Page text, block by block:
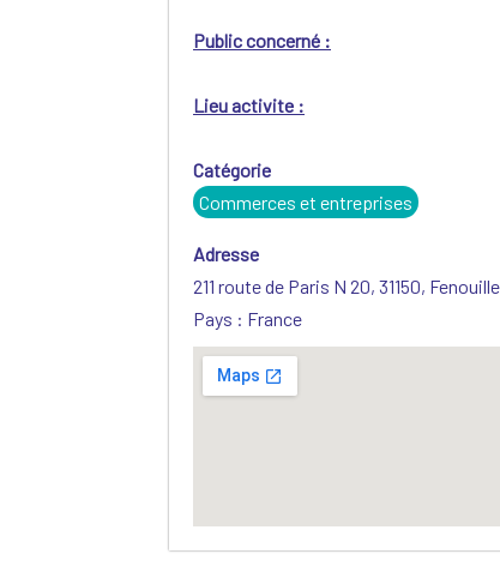
Public concerné :
Lieu activite :
Catégorie
Commerces et entreprises
Adresse
211 route de Paris N 20, 31150,
Pays : France